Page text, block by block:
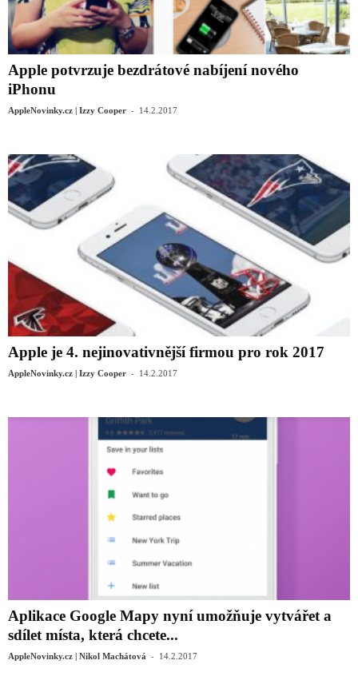
Apple potvrzuje bezdrátové nabíjení nového
iPhonu
AppleNovinky.cz | Izzy Cooper - 14.2.2017
Apple je 4. nejinovativnější firmou pro rok 2017
AppleNovinky.cz | Izzy Cooper - 14.2.2017
Aplikace Google Mapy nyní umožňuje vytvářet a
sdílet místa, která chcete...
AppleNovinky.cz | Nikol Machátová - 14.2.2017